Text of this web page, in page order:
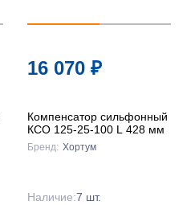
16 070 ₽
Компенсатор сильфонный
КСО 125-25-100 L 428 мм
Бренд: Хортум
Наличие:7 шт.